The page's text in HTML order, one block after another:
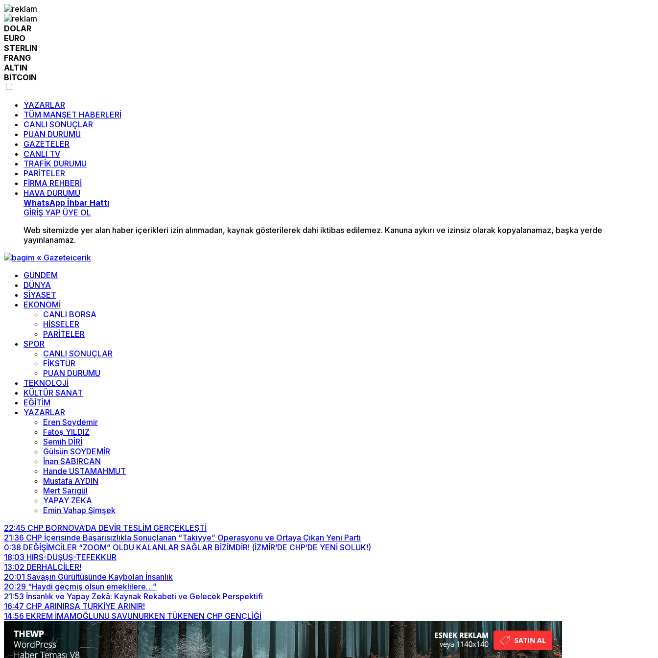
DOLAR
EURO
STERLIN
FRANG
ALTIN
BITCOIN
YAZARLAR
TÜM MANŞET HABERLERİ
CANLI SONUÇLAR
PUAN DURUMU
GAZETELER
CANLI TV
TRAFİK DURUMU
PARİTELER
FİRMA REHBERİ
HAVA DURUMU
WhatsApp İhbar Hattı
GİRİŞ YAP ÜYE OL
Web sitemizde yer alan haber içerikleri izin alınmadan, kaynak gösterilerek dahi iktibas edilemez. Kanuna aykırı ve izinsiz olarak kopyalanamaz, başka yerde
yayınlanamaz.
GÜNDEM
DÜNYA
SİYASET
EKONOMİ
CANLI BORSA
HİSSELER
PARİTELER
SPOR
CANLI SONUÇLAR
FİKSTÜR
PUAN DURUMU
TEKNOLOJİ
KÜLTÜR SANAT
EĞİTİM
YAZARLAR
Eren Soydemir
Fatoş YILDIZ
Semih DİRİ
Gülsün SOYDEMİR
İnan SABIRCAN
Hande USTAMAHMUT
Mustafa AYDIN
Mert Sarıgül
YAPAY ZEKA
Emin Vahap Şimşek
22:45 CHP BORNOVA’DA DEVİR TESLİM GERÇEKLEŞTİ
21:36 CHP İçerisinde Başarısızlıkla Sonuçlanan “Takiyye” Operasyonu ve Ortaya Çıkan Yeni Parti
0:38 DEĞİŞİMCİLER “ZOOM” OLDU KALANLAR SAĞLAR BİZİMDİR! (İZMİR’DE CHP’DE YENİ SOLUK!)
18:03 HIRS-DÜŞÜŞ-TEFEKKÜR
13:02 DERHALCİLER!
20:01 Savaşın Gürültüsünde Kaybolan İnsanlık
20:29 “Haydi geçmiş olsun emeklilere…”
21:53 İnsanlık ve Yapay Zekâ: Kaynak Rekabeti ve Gelecek Perspektifi
16:47 CHP ARINIRSA TÜRKİYE ARINIR!
14:56 EKREM İMAMOĞLUNU SAVUNURKEN TÜKENEN CHP GENÇLİĞİ